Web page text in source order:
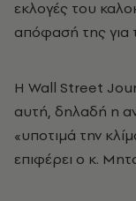
εκλογές του
απόφασή της για
Η Wall Street
αυτή, δηλαδή η
«υποτιμά την
επιφέρει ο κ.